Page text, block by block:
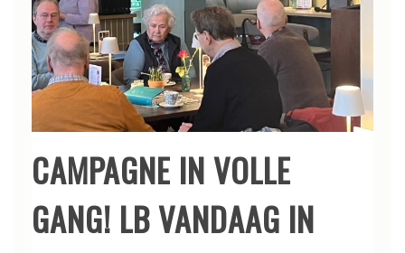
CAMPAGNE IN VOLLE
GANG! LB VANDAAG IN